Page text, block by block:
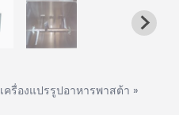
เครื่องแปรรูปอาหารพาสต้า »